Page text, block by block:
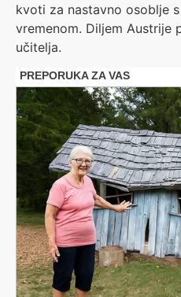
kvoti za nastavno osoblje
vremenom. Diljem Austrije
učitelja.